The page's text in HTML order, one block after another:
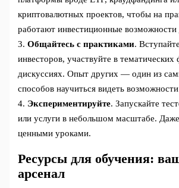
криптовалютных проектов, чтобы на
работают инвестиционные возможности
3.Общайтесь с практиками.
инвесторов, участвуйте в
дискуссиях. Опыт других — один из
способов научиться видеть
4. Экспериментируйте. Запускайте
или услуги в небольшом масштабе.
ценными уроками.
Ресурсы для обучения:
арсенал